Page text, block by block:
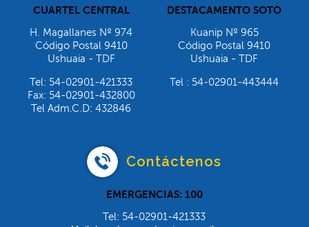
CUARTEL CENTRAL
H. Magallanes Nº 974
Código Postal 9410
Ushuaia - TDF
Tel: 54-02901-421333
Fax: 54-02901-432800
Tel Adm.C.D: 432846
DESTACAMENTO SOTO
Kuanip Nº 965
Código Postal 9410
Ushuaia - TDF
Tel : 54-02901-443444
Contáctenos
EMERGENCIAS: 100
Tel: 54-02901-421333